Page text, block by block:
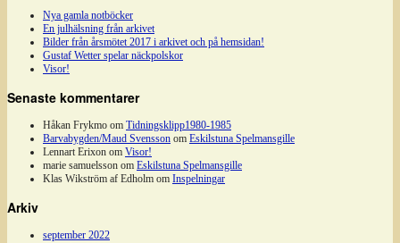
Nya gamla notböcker
En julhälsning från arkivet
Bilder från årsmötet 2017 i arkivet och på hemsidan!
Gustaf Wetter spelar näckpolskor
Visor!
Senaste kommentarer
Håkan Frykmo om Tidningsklipp1980-1985
Barvabygden/Maud Svensson om Eskilstuna Spelmansgille
Lennart Erixon om Visor!
marie samuelsson om Eskilstuna Spelmansgille
Klas Wikström af Edholm om Inspelningar
Arkiv
september 2022